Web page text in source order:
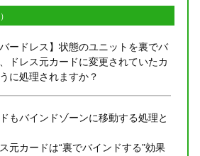
バードレス】状態のユニットを裏でバ
ドレス元カードに変更されていたカ
に処理されますか？
もバインドゾーンに移動する処理と
元カードは“裏でバインドする”効果